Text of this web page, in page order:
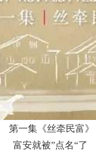
第一集《丝牵民富》
富安就被”点名“了